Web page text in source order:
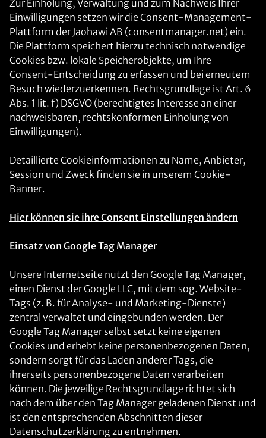
Zur Einholung, Verwaltung und zum Nachweis Ihrer
Einwilligungen setzen wir die Consent-Management-
Plattform der Jaohawi AB (consentmanager.net) ein.
Die Plattform speichert hierzu technisch notwendige
Cookies bzw. lokale Speicherobjekte, um Ihre
Consent-Entscheidung zu erfassen und bei erneutem
Besuch wiederzuerkennen. Rechtsgrundlage ist Art. 6
Abs. 1 lit. f) DSGVO (berechtigtes Interesse an einer
nachweisbaren, rechtskonformen Einholung von
Einwilligungen).
Detaillierte Cookieinformationen zu Name, Anbieter,
Session und Zweck finden sie in unserem Cookie-
Banner.
Hier können sie ihre Consent Einstellungen ändern
Einsatz von Google Tag Manager
Unsere Internetseite nutzt den Google Tag Manager,
einen Dienst der Google LLC, mit dem sog. Website-
Tags (z. B. für Analyse- und Marketing-Dienste)
zentral verwaltet und eingebunden werden. Der
Google Tag Manager selbst setzt keine eigenen
Cookies und erhebt keine personenbezogenen Daten,
sondern sorgt für das Laden anderer Tags, die
ihrerseits personenbezogene Daten verarbeiten
können. Die jeweilige Rechtsgrundlage richtet sich
nach dem über den Tag Manager geladenen Dienst und
ist den entsprechenden Abschnitten dieser
Datenschutzerklärung zu entnehmen.